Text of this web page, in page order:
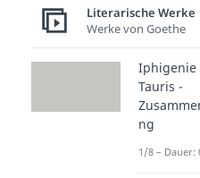
Literarische Werke
Werke von Goethe
Iphigenie
Tauris -
ng
1/8 – Dauer: